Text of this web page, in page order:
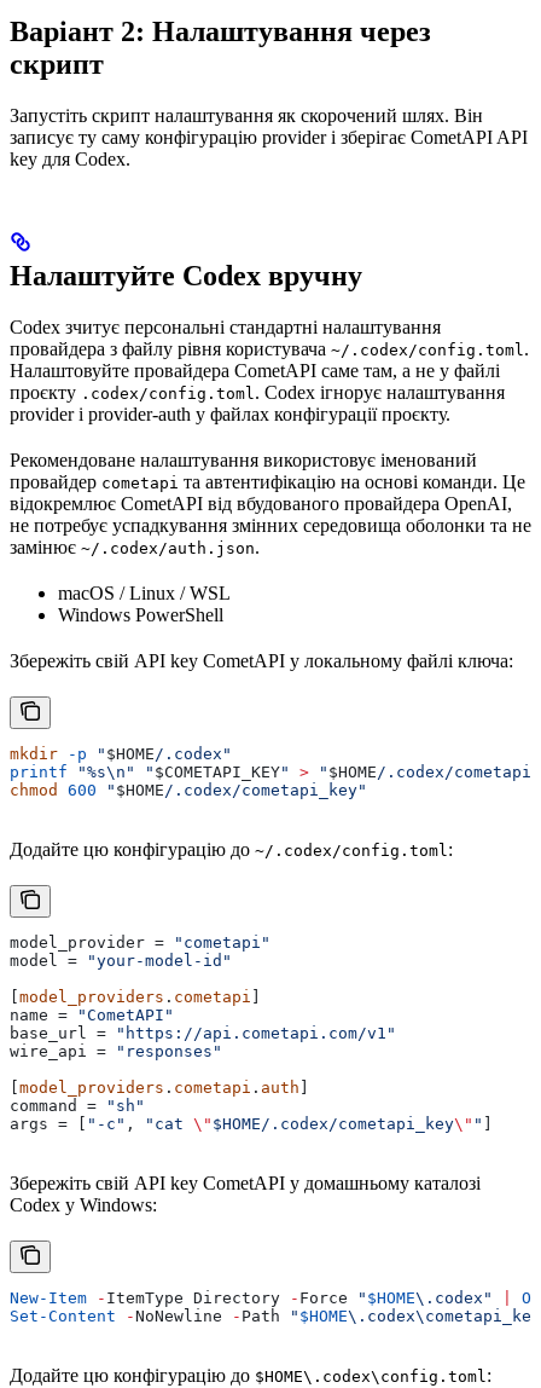
Варіант 2: Налаштування через
скрипт
Запустіть скрипт налаштування як скорочений шлях. Він
записує ту саму конфігурацію provider і зберігає CometAPI API
key для Codex.
Налаштуйте Codex вручну
Codex зчитує персональні стандартні налаштування
провайдера з файлу рівня користувача ~/.codex/config.toml.
Налаштовуйте провайдера CometAPI саме там, а не у файлі
проєкту .codex/config.toml. Codex ігнорує налаштування
provider і provider-auth у файлах конфігурації проєкту.
Рекомендоване налаштування використовує іменований
провайдер cometapi та автентифікацію на основі команди. Це
відокремлює CometAPI від вбудованого провайдера OpenAI,
не потребує успадкування змінних середовища оболонки та не
замінює ~/.codex/auth.json.
macOS / Linux / WSL
Windows PowerShell
Збережіть свій API key CometAPI у локальному файлі ключа:
mkdir -p " $HOME/.codex"
printf "%s\n" " $COMETAPI_KEY" > " $HOME/.codex/
chmod
600 " $HOME/.codex/cometapi_key"
Додайте цю конфігурацію до ~/.codex/config.toml:
model_provider =
"cometapi"
model =
"your-model-id"
model_providers . cometapi
name =
"CometAPI"
base_url =
"https://api.cometapi.com/v1"
wire_api =
"responses"
model_providers . cometapi . auth
command
=
"sh"
args = [ "-c" , "cat \" $HOME/.codex/cometapi_key\" "
Збережіть свій API key CometAPI у домашньому каталозі
Codex у Windows:
New-Item - ItemType Directory - Force " $HOME\.codex"
Set-Content -NoNewline - Path " $HOME
Додайте цю конфігурацію до $HOME\.codex\config.toml: